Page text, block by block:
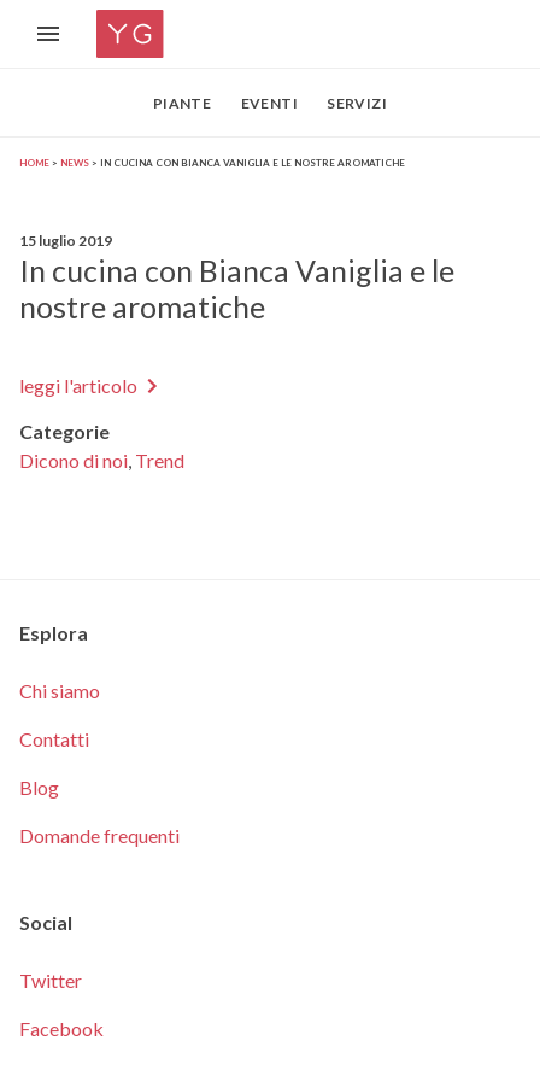
PIANTE EVENTI SERVIZI
HOME NEWS IN CUCINA CON BIANCA VANIGLIA E LE NOSTRE AROMATICHE
15 luglio 2019
In cucina con Bianca Vaniglia e le
nostre aromatiche
leggi l'articolo
Categorie
Dicono di noi, Trend
Esplora
Chi siamo
Contatti
Blog
Domande frequenti
Social
Twitter
Facebook